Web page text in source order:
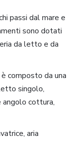
passi dal mare e
sono dotati
da letto e da
composto da una
singolo,
cottura,
aria